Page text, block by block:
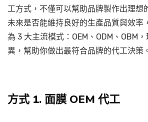
工方式，不僅可以幫助品牌製作出理想
未來是否能維持良好的生產品質與效率
為 3 大主流模式：OEM、ODM、OBM
異，幫助你做出最符合品牌的代工決策
方式 1. 面膜 OEM 代工